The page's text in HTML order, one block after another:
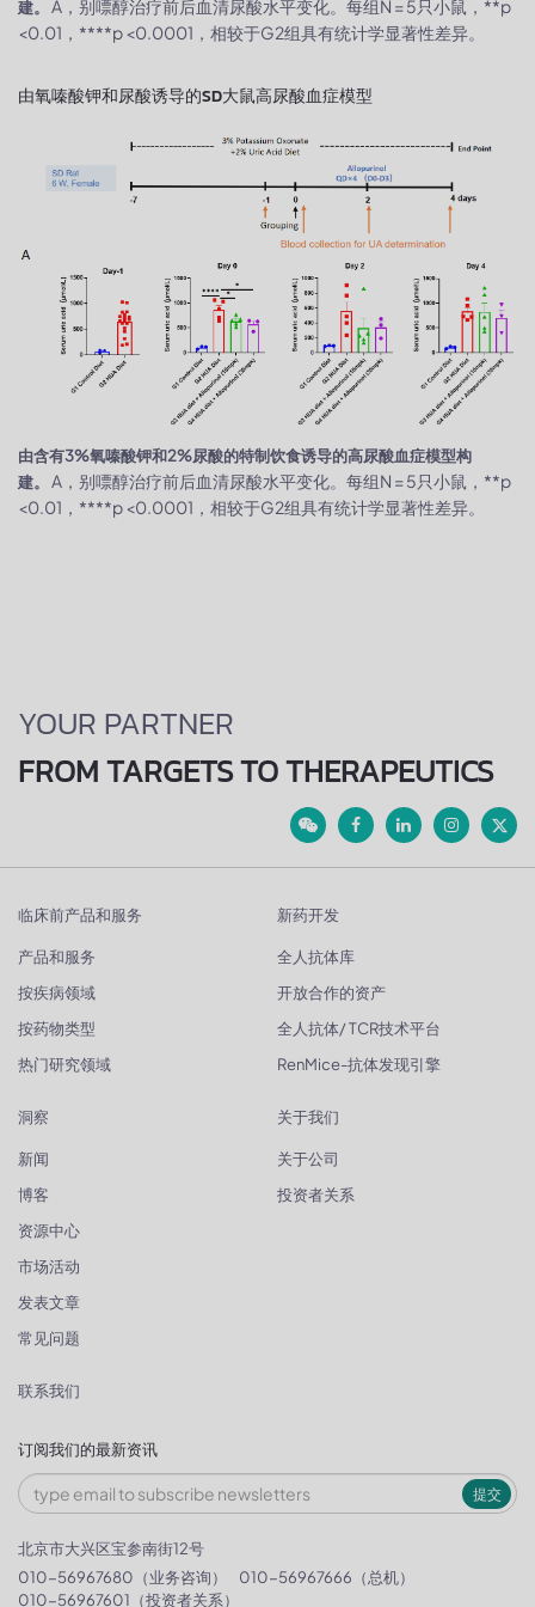
建。
A，别嘌醇治疗前后血清尿酸水平变化。每组N = 5只小鼠，**p
<0.01，****p <0.0001，相较于G2组具有统计学显著性差异。
由氧嗪酸钾和尿酸诱导的SD大鼠高尿酸血症模型
由含有3%氧嗪酸钾和2%尿酸的特制饮食诱导的高尿酸血症模型构
建。
A，别嘌醇治疗前后血清尿酸水平变化。每组N = 5只小鼠，**p
<0.01，****p <0.0001，相较于G2组具有统计学显著性差异。
YOUR PARTNER
FROM TARGETS TO THERAPEUTICS
临床前产品和服务
产品和服务
按疾病领域
按药物类型
热门研究领域
新药开发
全人抗体库
开放合作的资产
全人抗体/ TCR技术平台
RenMice-抗体发现引擎
洞察
新闻
博客
资源中心
市场活动
发表文章
常见问题
关于我们
关于公司
投资者关系
联系我们
订阅我们的最新资讯
提交
北京市大兴区宝参南街12号
010-56967680（业务咨询）
010-56967666（总机）
010-56967601（投资者关系）